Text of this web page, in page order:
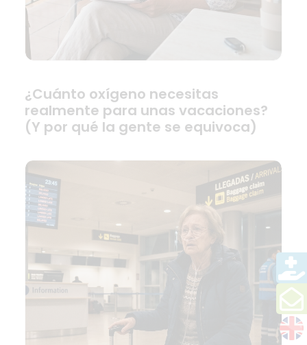
¿Cuánto oxígeno necesitas
realmente para unas vacaciones?
(Y por qué la gente se equivoca)